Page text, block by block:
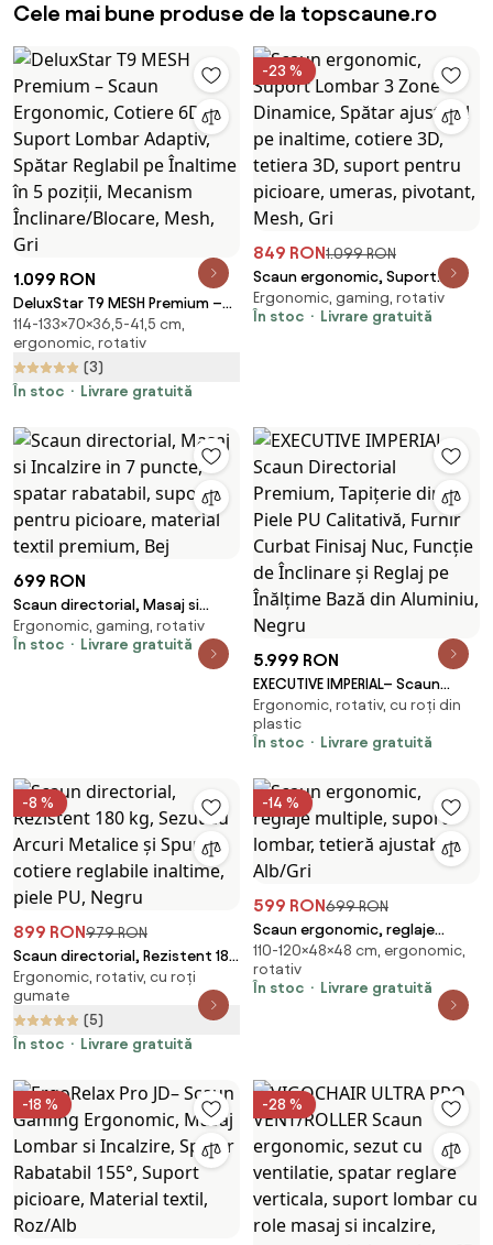
Cele mai bune produse de la topscaune.ro
1.099 RON
DeluxStar T9 MESH Premium –
Scaun Ergonomic, Cotiere 6D,
Suport Lombar Adaptiv, Spătar
Reglabil pe Înaltime în 5 poziții,
Mecanism Înclinare/Blocare,
114-133×70×36,5-41,5 cm,
ergonomic, rotativ
(3)
În stoc
Livrare gratuită
-23 %
849 RON1.099 RON
Scaun ergonomic, Suport
Lombar 3 Zone Dinamice,
Spătar ajustabil pe inaltime,
Ergonomic, gaming, rotativ
În stoc
Livrare gratuită
699 RON
Scaun directorial, Masaj si
Incalzire in 7 puncte, spatar
rabatabil, suport pentru
Ergonomic, gaming, rotativ
În stoc
Livrare gratuită
5.999 RON
EXECUTIVE IMPERIAL– Scaun
Directorial Premium, Tapițerie
din Piele PU Calitativă, Furnir
Curbat Finisaj Nuc, Funcție de
Bază din Aluminiu, Negru
Ergonomic, rotativ, cu roți din
plastic
În stoc
Livrare gratuită
-8 %
899 RON979 RON
Scaun directorial, Rezistent 180
kg, Sezut cu Arcuri Metalice și
Spumă, cotiere reglabile
inaltime, piele PU, Negru
Ergonomic, rotativ, cu roți
gumate
(5)
În stoc
Livrare gratuită
-14 %
599 RON699 RON
Scaun ergonomic, reglaje
multiple, suport lombar, tetieră
ajustabilă, Alb/Gri
110-120×48×48 cm, ergonomic,
rotativ
În stoc
Livrare gratuită
-18 % -28 %